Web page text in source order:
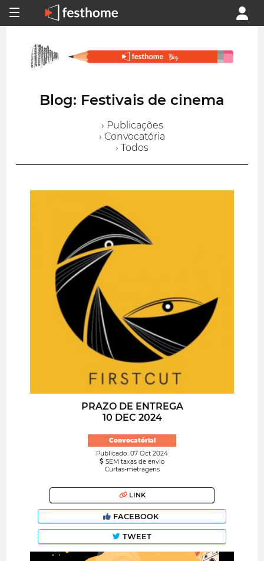
Blog: Festivais de cinema
› Publicações
› Convocatória
› Todos
PRAZO DE ENTREGA
10 DEC 2024
Convocatória!
Publicado: 07 Oct 2024
SEM taxas de envio
Curtas-metragens
LINK
FACEBOOK
TWEET